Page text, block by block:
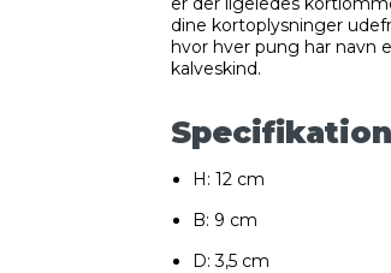
dine kortoplysninger
hvor hver pung har navn
kalveskind.
H: 12 cm
B: 9 cm
D: 3,5 cm